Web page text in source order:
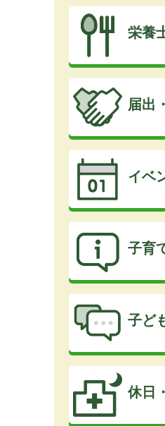
栄養
届出
イベ
子育
子ど
休日